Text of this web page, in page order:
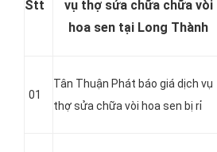
Stt
vụ thợ sửa chữa chữa vòi
hoa sen tại Long Thành
01
Tân Thuận Phát báo giá dịch vụ
thợ sửa chữa vòi hoa sen bị rỉ